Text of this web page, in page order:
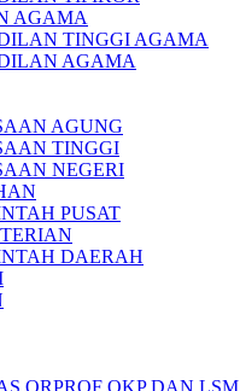
AGAMA
TINGGI AGAMA
AGAMA
AGUNG
TINGGI
NEGERI
PUSAT
DAERAH
ORPROF OKP DAN LSM